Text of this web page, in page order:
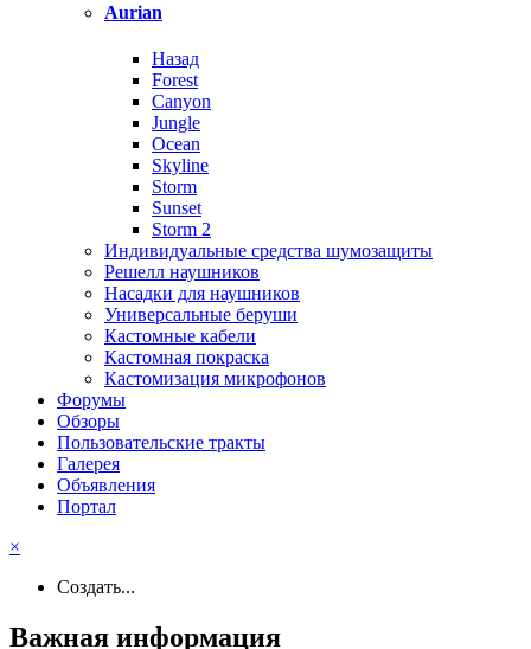
Aurian
Назад
Forest
Canyon
Jungle
Ocean
Skyline
Storm
Sunset
Storm 2
Индивидуальные средства шумозащиты
Решелл наушников
Насадки для наушников
Универсальные беруши
Кастомные кабели
Кастомная покраска
Кастомизация микрофонов
Форумы
Обзоры
Пользовательские тракты
Галерея
Объявления
Портал
×
Создать...
Важная информация